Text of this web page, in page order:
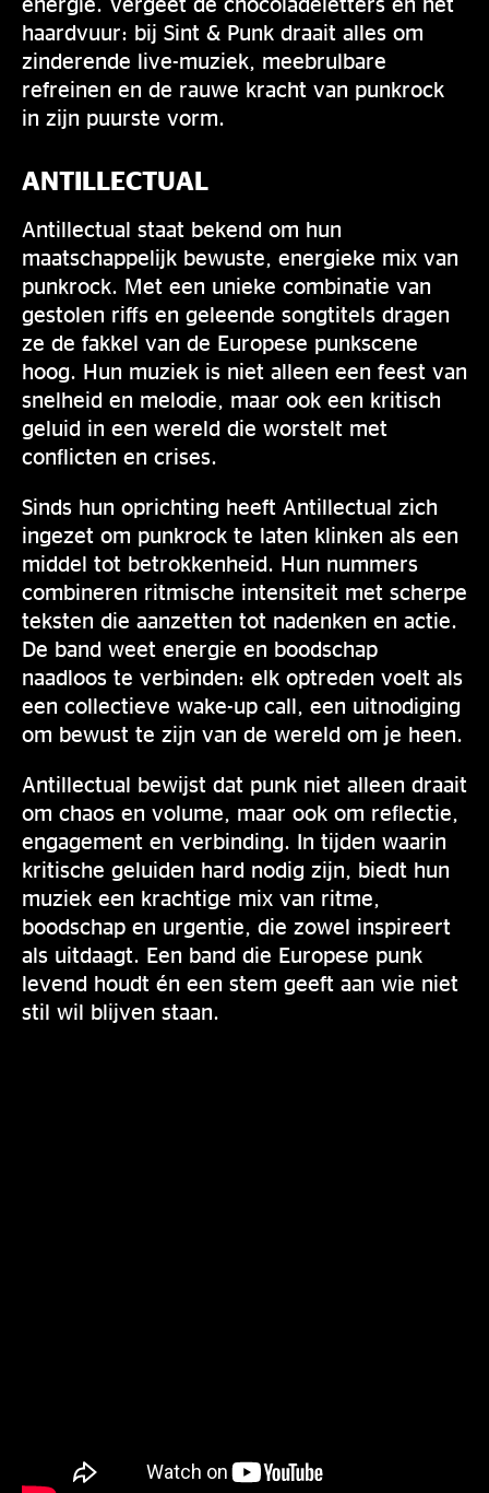
haardvuur: bij Sint & Punk draait alles om
zinderende live-muziek, meebrulbare
refreinen en de rauwe kracht van punkrock
in zijn puurste vorm.
ANTILLECTUAL
Antillectual staat bekend om hun
maatschappelijk bewuste, energieke mix van
punkrock. Met een unieke combinatie van
gestolen riffs en geleende songtitels dragen
ze de fakkel van de Europese punkscene
hoog. Hun muziek is niet alleen een feest van
snelheid en melodie, maar ook een kritisch
geluid in een wereld die worstelt met
conflicten en crises.
Sinds hun oprichting heeft Antillectual zich
ingezet om punkrock te laten klinken als een
middel tot betrokkenheid. Hun nummers
combineren ritmische intensiteit met scherpe
teksten die aanzetten tot nadenken en actie.
De band weet energie en boodschap
naadloos te verbinden: elk optreden voelt als
een collectieve wake-up call, een uitnodiging
om bewust te zijn van de wereld om je heen.
Antillectual bewijst dat punk niet alleen draait
om chaos en volume, maar ook om reflectie,
engagement en verbinding. In tijden waarin
kritische geluiden hard nodig zijn, biedt hun
muziek een krachtige mix van ritme,
boodschap en urgentie, die zowel inspireert
als uitdaagt. Een band die Europese punk
levend houdt én een stem geeft aan wie niet
stil wil blijven staan.